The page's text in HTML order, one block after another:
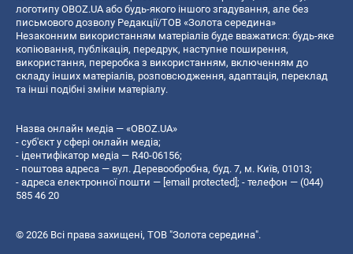
логотипу OBOZ.UA або будь-якого іншого згадування, але без
письмового дозволу Редакції/ТОВ «Золота середина»
Незаконним використанням матеріалів буде вважатися: будь-яке
копiювання, публiкацiя, передрук, наступне поширення,
використання, переробка з використанням, включенням до
складу інших матеріалів, розповсюдження, адаптація, переклад
та інші подібні зміни матеріалу.
Назва онлайн медіа — «OBOZ.UA»
- суб'єкт у сфері онлайн медіа;
- ідентифікатор медіа — R40-06156;
- поштова адреса — вул. Деревообробна, буд. 7, м. Київ, 01013;
- адреса електронної пошти — [email protected]; - телефон — (044)
585 46 20
© 2026 Всі права захищені, ТОВ "Золота середина".